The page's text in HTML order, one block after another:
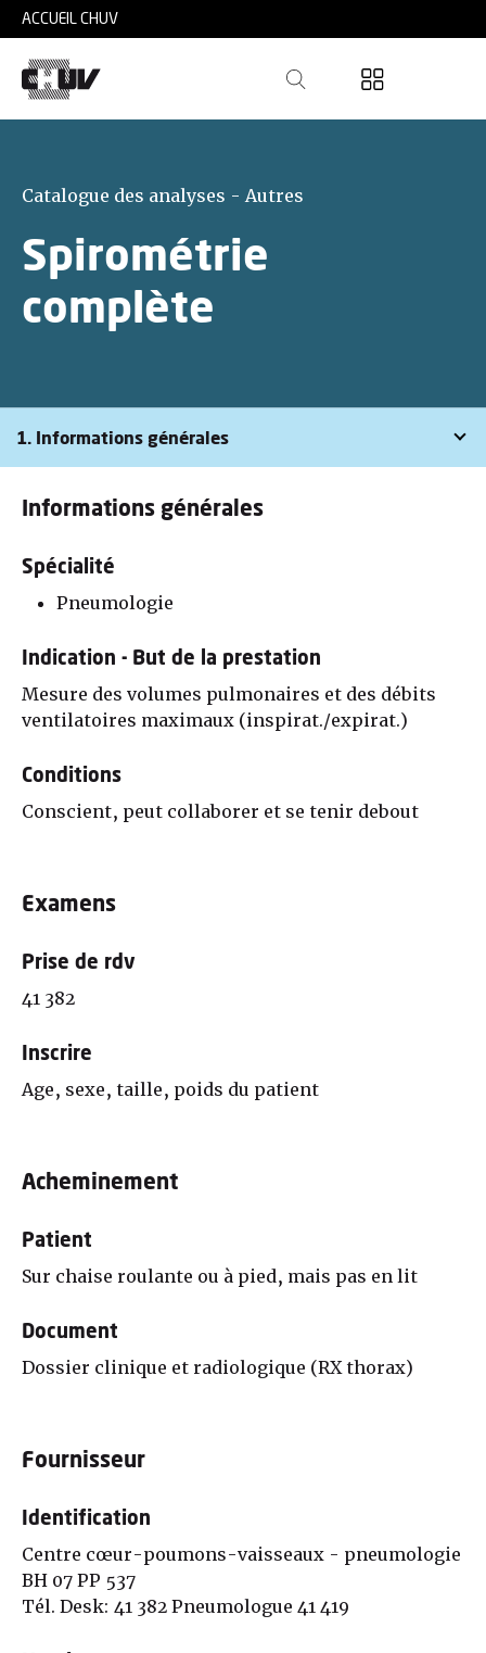
Skip to main content
ACCUEIL CHUV
Catalogue des analyses - Autres
Spirométrie
complète
1. Informations générales
Informations générales
Spécialité
Pneumologie
Indication - But de la prestation
Mesure des volumes pulmonaires et des débits
ventilatoires maximaux (inspirat./expirat.)
Conditions
Conscient, peut collaborer et se tenir debout
Examens
Prise de rdv
41 382
Inscrire
Age, sexe, taille, poids du patient
Acheminement
Patient
Sur chaise roulante ou à pied, mais pas en lit
Document
Dossier clinique et radiologique (RX thorax)
Fournisseur
Identification
Centre cœur-poumons-vaisseaux - pneumologie
BH 07 PP 537
Tél. Desk: 41 382 Pneumologue 41 419